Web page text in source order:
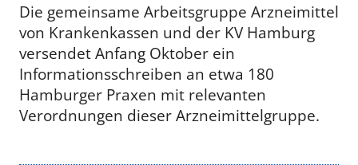
Die gemeinsame Arbeitsgruppe Arzneimittel
von Krankenkassen und der KV Hamburg
versendet Anfang Oktober ein
Informationsschreiben an etwa 180
Hamburger Praxen mit relevanten
Verordnungen dieser Arzneimittelgruppe.